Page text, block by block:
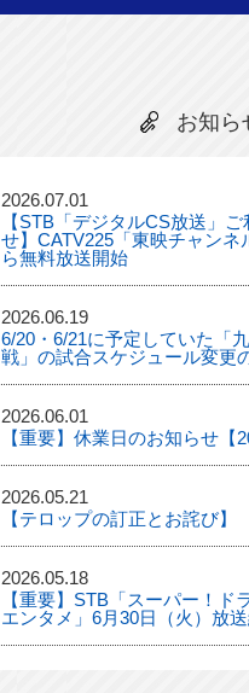
お知ら
2026.07.01
【STB「デジタルCS放送」
せ】CATV225「東映チャンネ
ら無料放送開始
2026.06.19
6/20・6/21に予定していた「
戦」の試合スケジュール変更
2026.06.01
【重要】休業日のお知らせ【
2026.05.21
【テロップの訂正とお詫び】
2026.05.18
【重要】STB「スーパー！
エンタメ」6月30日（火）放